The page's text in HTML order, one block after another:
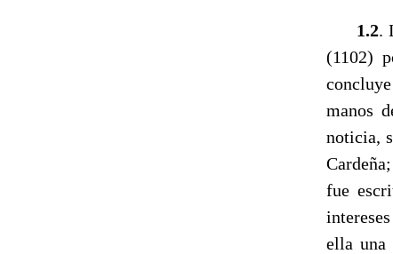
1.2.
(1102)
manos
noticia,
fue
ella una